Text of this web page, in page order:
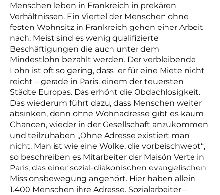
Menschen leben in Frankreich in prekären
Verhältnissen. Ein Viertel der Menschen ohne
festen Wohnsitz in Frankreich gehen einer Arbeit
nach. Meist sind es wenig qualifizierte
Beschäftigungen die auch unter dem
Mindestlohn bezahlt werden. Der verbleibende
Lohn ist oft so gering, dass er für eine Miete nicht
reicht – gerade in Paris, einem der teuersten
Städte Europas. Das erhöht die Obdachlosigkeit.
Das wiederum führt dazu, dass Menschen weiter
absinken, denn ohne Wohnadresse gibt es kaum
Chancen, wieder in der Gesellschaft anzukommen
und teilzuhaben „Ohne Adresse existiert man
nicht. Man ist wie eine Wolke, die vorbeischwebt“,
so beschreiben es Mitarbeiter der Maisón Verte in
Paris, das einer sozial-diakonischen evangelischen
Missionsbewegung angehört. Hier haben allein
1.400 Menschen ihre Adresse. Sozialarbeiter –